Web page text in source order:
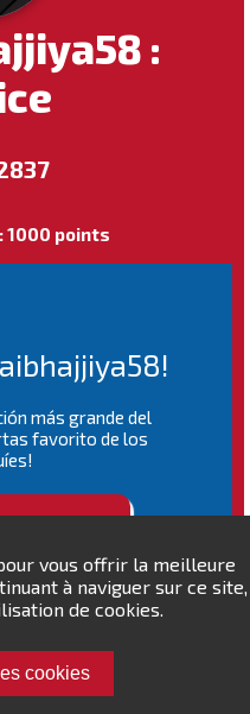
vous offrir la meilleure
à naviguer sur ce site,
de cookies.
cookies
:
1000 points
más grande del
favorito de los